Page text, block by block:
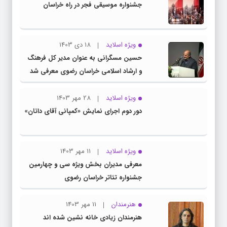
جشنواره موسیقی فجر در راه خراسان
ویژه اسلاید
18 دی 1403
حسین مسگرانی به عنوان مدیر کل فرهنگ
و ارشاد اسلامی خراسان رضوی معرفی شد
ویژه اسلاید
28 مهر 1403
دور دوم اجرای نمایش «کمپانی آقای داتان»
ویژه اسلاید
11 مهر 1403
معرفی مدیران بخش ویژه سی و چهارمین
جشنواره تئاتر خراسان رضوی
هنرمندان
11 مهر 1403
هنرمندان زیادی خانه نشین شده اند